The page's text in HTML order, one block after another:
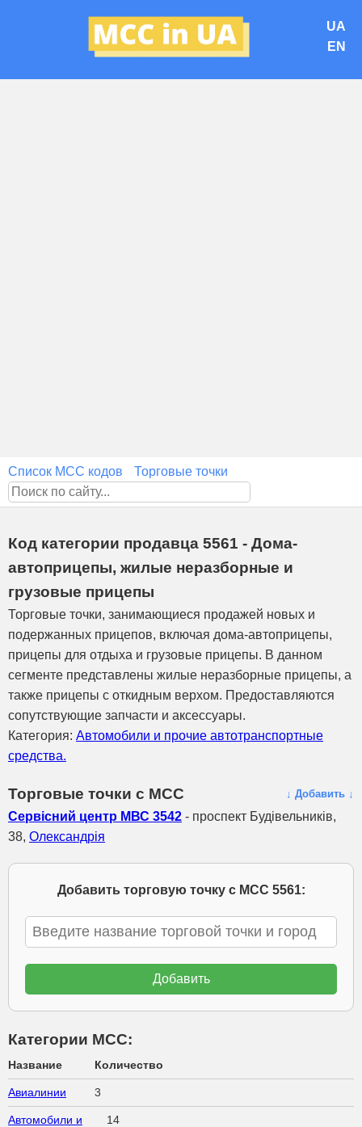
UA
EN
Список MCC кодов Торговые точки
Код категории продавца 5561 - Дома-
автоприцепы, жилые неразборные и
грузовые прицепы
Торговые точки, занимающиеся продажей новых и
подержанных прицепов, включая дома-автоприцепы,
прицепы для отдыха и грузовые прицепы. В данном
сегменте представлены жилые неразборные прицепы, а
также прицепы с откидным верхом. Предоставляются
сопутствующие запчасти и аксессуары.
Категория: Автомобили и прочие автотранспортные
средства.
Торговые точки с МСС ↓ Добавить ↓
Сервісний центр МВС 3542 - проспект Будівельників,
38, Олександрія
Добавить торговую точку с МСС 5561:
Категории МСС:
Название Количество
Авиалинии 3
Автомобили и
14